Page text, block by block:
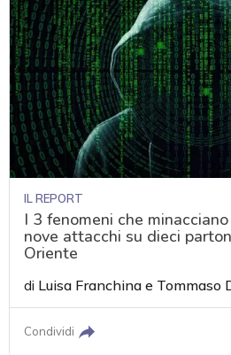
IL REPORT
I 3 fenomeni che
nove attacchi su dieci
Oriente
di Luisa Franchina e Tommaso
Condividi